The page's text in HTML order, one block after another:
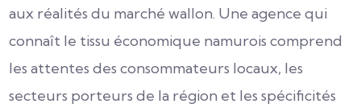
aux réalités du marché wallon. Une agence qui
connaît le tissu économique namurois comprend
les attentes des consommateurs locaux, les
secteurs porteurs de la région et les spécificités